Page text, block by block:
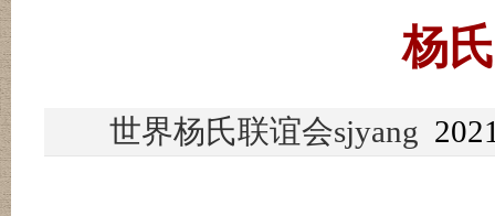
杨
世界杨氏联谊会sjyang